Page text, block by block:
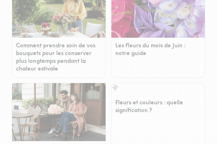
Comment prendre soin de vos
bouquets pour les conserver
plus longtemps pendant la
chaleur estivale
Les fleurs du mois de Juin :
notre guide
Fleurs et couleurs : quelle
signification ?